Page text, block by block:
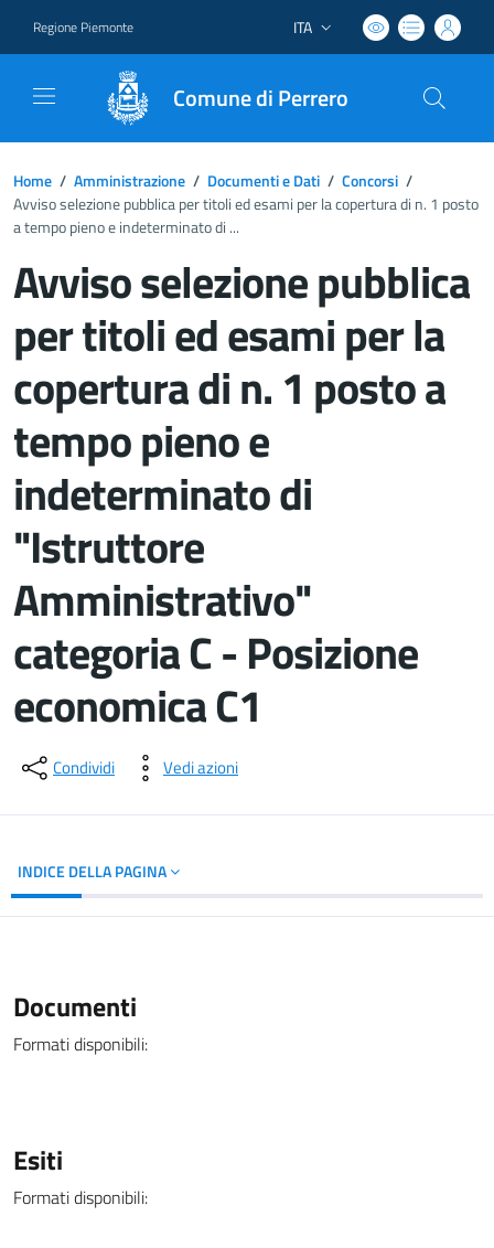
Regione Piemonte Lingua attiva:
ITA
Comune di Perrero
Home / Amministrazione / Documenti e Dati / Concorsi /
Avviso selezione pubblica per titoli ed esami per la copertura di n. 1 posto
a tempo pieno e indeterminato di ...
Avviso selezione pubblica
per titoli ed esami per la
copertura di n. 1 posto a
tempo pieno e
indeterminato di
"Istruttore
Amministrativo"
categoria C - Posizione
economica C1
Dettagli del documento
Condividi Vedi azioni
INDICE DELLA PAGINA
Documenti
Formati disponibili:
Esiti
Formati disponibili: